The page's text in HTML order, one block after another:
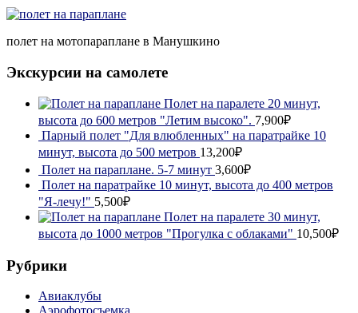
полет на мотопараплане в Манушкино
Экскурсии на самолете
Полет на паралете 20 минут,
высота до 600 метров "Летим высоко". 7,900₽
Парный полет "Для влюбленных" на паратрайке 10
минут, высота до 500 метров 13,200₽
Полет на параплане. 5-7 минут 3,600₽
Полет на паратрайке 10 минут, высота до 400 метров
"Я-лечу!" 5,500₽
Полет на паралете 30 минут,
высота до 1000 метров "Прогулка с облаками" 10,500₽
Рубрики
Авиаклубы